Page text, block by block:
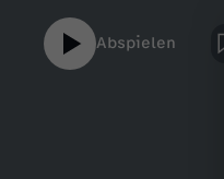
Abspielen